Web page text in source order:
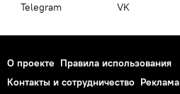
Telegram VK
О проекте Правила использования
Контакты и сотрудничество Реклама